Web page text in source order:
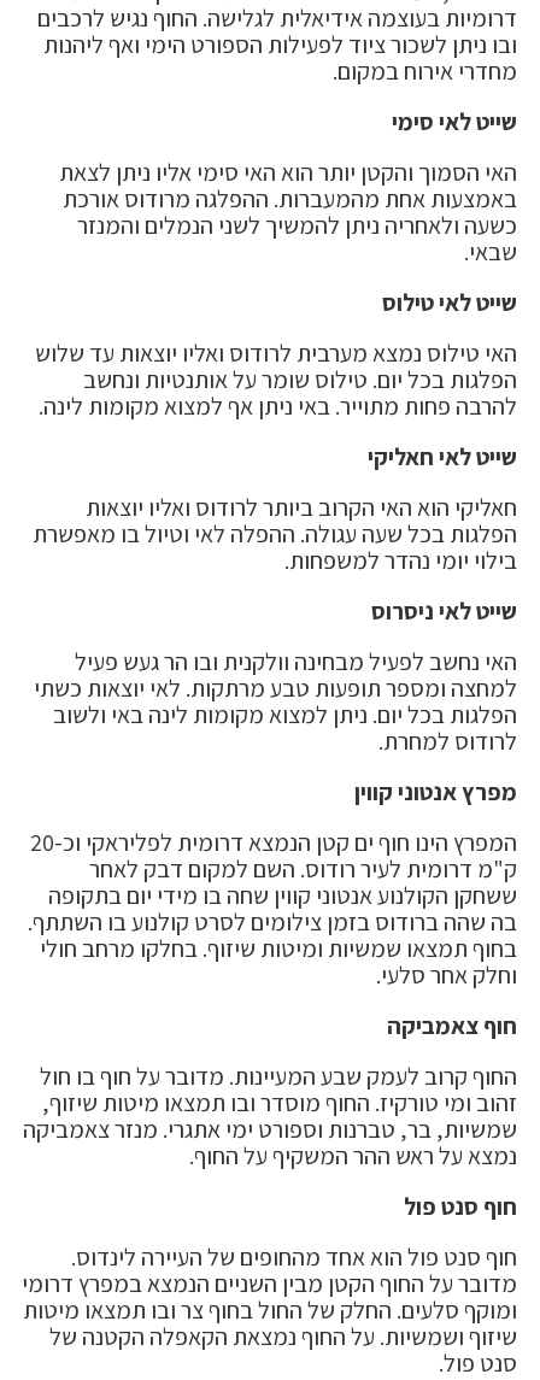
דרומיות בעוצמה אידיאלית לגלישה. החוף נגיש לרכבים
ובו ניתן לשכור ציוד לפעילות הספורט הימי ואף ליהנות
מחדרי אירוח במקום.
שייט לאי סימי
האי הסמוך והקטן יותר הוא האי סימי אליו ניתן לצאת
באמצעות אחת מהמעברות. ההפלגה מרודוס אורכת
כשעה ולאחריה ניתן להמשיך לשני הנמלים והמנזר
שבאי.
שייט לאי טילוס
האי טילוס נמצא מערבית לרודוס ואליו יוצאות עד שלוש
הפלגות בכל יום. טילוס שומר על אותנטיות ונחשב
להרבה פחות מתוייר. באי ניתן אף למצוא מקומות לינה.
שייט לאי חאליקי
חאליקי הוא האי הקרוב ביותר לרודוס ואליו יוצאות
הפלגות בכל שעה עגולה. ההפלה לאי וטיול בו מאפשרת
בילוי יומי נהדר למשפחות.
שייט לאי ניסרוס
האי נחשב לפעיל מבחינה וולקנית ובו הר געש פעיל
למחצה ומספר תופעות טבע מרתקות. לאי יוצאות כשתי
הפלגות בכל יום. ניתן למצוא מקומות לינה באי ולשוב
לרודוס למחרת.
מפרץ אנטוני קווין
המפרץ הינו חוף ים קטן הנמצא דרומית לפליראקי וכ-20
ק"מ דרומית לעיר רודוס. השם למקום דבק לאחר
ששחקן הקולנוע אנטוני קווין שחה בו מידי יום בתקופה
בה שהה ברודוס בזמן צילומים לסרט קולנוע בו השתתף.
בחוף תמצאו שמשיות ומיטות שיזוף. בחלקו מרחב חולי
וחלק אחר סלעי.
חוף צאמביקה
החוף קרוב לעמק שבע המעיינות. מדובר על חוף בו חול
זהוב ומי טורקיז. החוף מוסדר ובו תמצאו מיטות שיזוף,
שמשיות, בר, טברנות וספורט ימי אתגרי. מנזר צאמביקה
נמצא על ראש ההר המשקיף על החוף.
חוף סנט פול
חוף סנט פול הוא אחד מהחופים של העיירה לינדוס.
מדובר על החוף הקטן מבין השניים הנמצא במפרץ דרומי
ומוקף סלעים. החלק של החול בחוף צר ובו תמצאו מיטות
שיזוף ושמשיות. על החוף נמצאת הקאפלה הקטנה של
סנט פול.